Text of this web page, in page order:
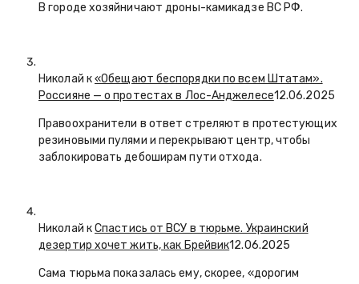
В городе хозяйничают дроны-камикадзе ВС РФ.
Николай к«Обещают беспорядки по всем Штатам».
Россияне — о протестах в Лос-Анджелесе12.06.2025
Правоохранители в ответ стреляют в протестующих
резиновыми пулями и перекрывают центр, чтобы
заблокировать дебоширам пути отхода.
Николай кСпастись от ВСУ в тюрьме. Украинский
дезертир хочет жить, как Брейвик12.06.2025
Сама тюрьма показалась ему, скорее, «дорогим